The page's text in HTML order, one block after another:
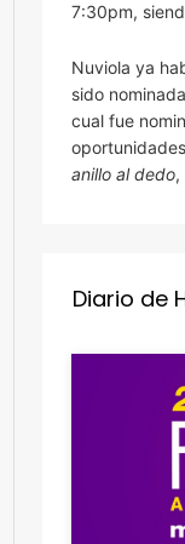
7:30pm,
Nuviola ya
sido
cual fue
anillo al dedo,
Diario de